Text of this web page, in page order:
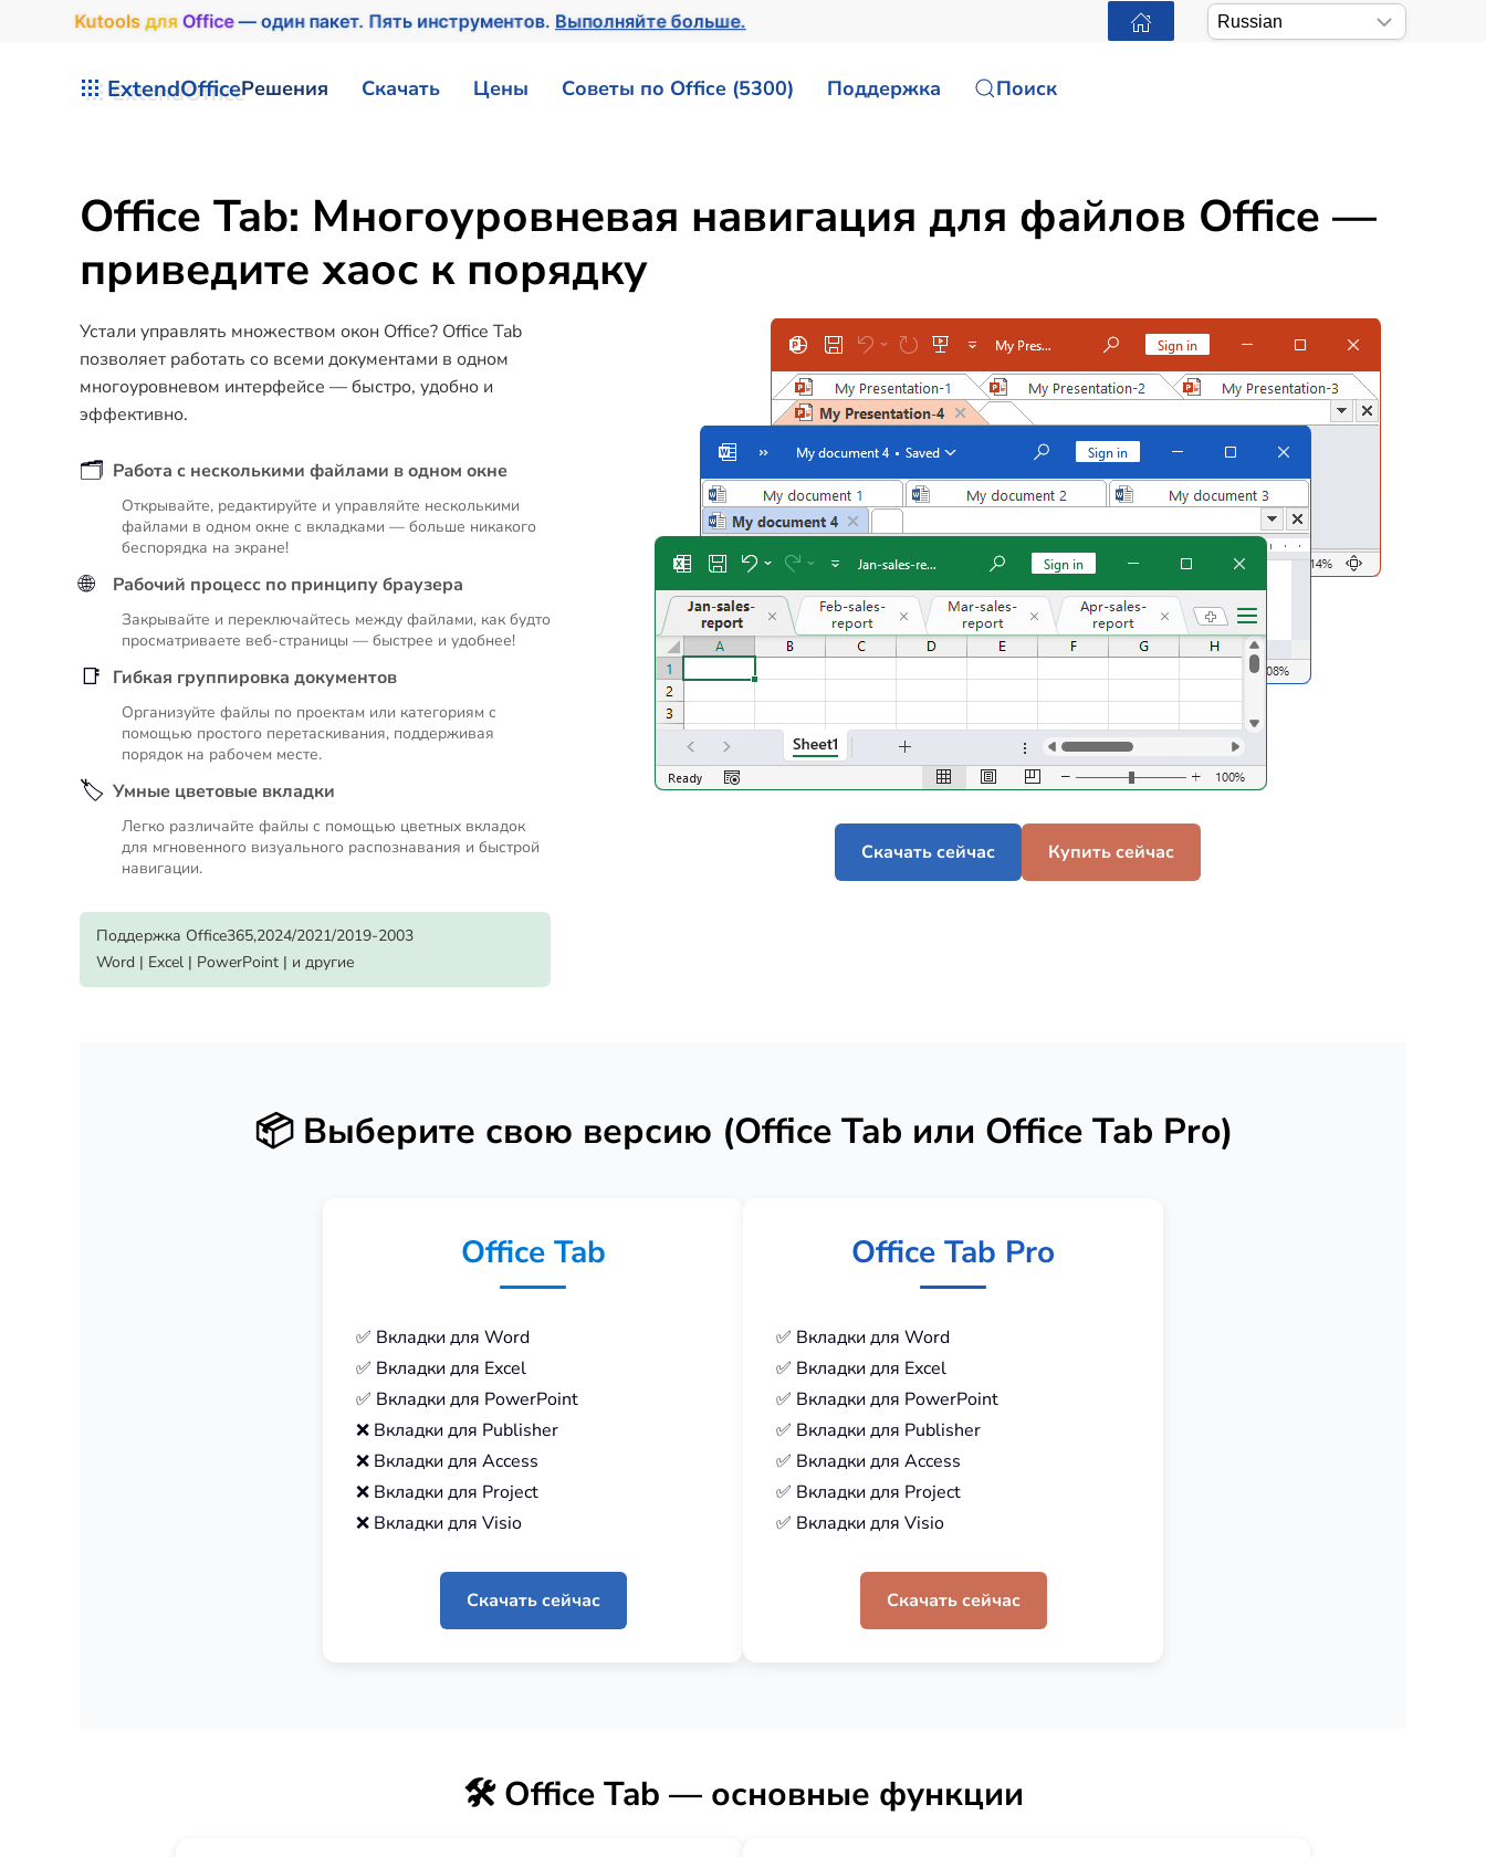
Kutools для Office— один пакет. Пять инструментов.Выполняйте больше.
ExtendOfficeРешения Скачать Цены Советы по Office (5300) Поддержка Поиск
Office Tab: Многоуровневая навигация для файлов Office —
приведите хаос к порядку
Устали управлять множеством окон Office? Office Tab
позволяет работать со всеми документами в одном
многоуровневом интерфейсе — быстро, удобно и
эффективно.
🗂️ Работа с несколькими файлами в одном окне
Открывайте, редактируйте и управляйте несколькими
файлами в одном окне с вкладками — больше никакого
беспорядка на экране!
🌐 Рабочий процесс по принципу браузера
Закрывайте и переключайтесь между файлами, как будто
просматриваете веб-страницы — быстрее и удобнее!
📑 Гибкая группировка документов
Организуйте файлы по проектам или категориям с
помощью простого перетаскивания, поддерживая
порядок на рабочем месте.
🏷️ Умные цветовые вкладки
Легко различайте файлы с помощью цветных вкладок
для мгновенного визуального распознавания и быстрой
навигации.
Поддержка Office365,2024/2021/2019-2003
Word | Excel | PowerPoint | и другие
Скачать сейчас Купить сейчас
📦Выберите свою версию (Office Tab или Office Tab Pro)
Office Tab
✅ Вкладки для Word
✅ Вкладки для Excel
✅ Вкладки для PowerPoint
❌ Вкладки для Publisher
❌ Вкладки для Access
❌ Вкладки для Project
❌ Вкладки для Visio
Скачать сейчас
Office Tab Pro
✅ Вкладки для Word
✅ Вкладки для Excel
✅ Вкладки для PowerPoint
✅ Вкладки для Publisher
✅ Вкладки для Access
✅ Вкладки для Project
✅ Вкладки для Visio
Скачать сейчас
🛠️Office Tab — основные функции